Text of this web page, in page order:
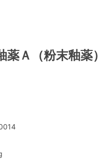
Ａ（粉末釉薬）